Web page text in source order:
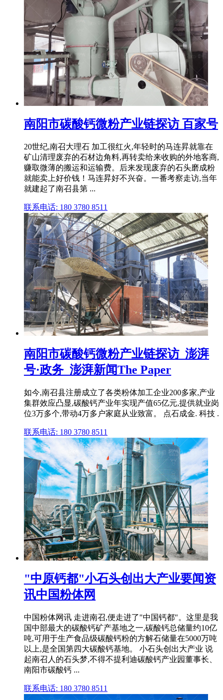
南阳市碳酸钙微粉产业链探访 百家号
20世纪,南召大理石 加工很红火,年轻时的马连昇就靠在
矿山清理废弃的石材边角料,再转卖给来收购的外地客商,
赚取微薄的搬运和运输费。后来发现废弃的石头磨成粉
就能卖上好价钱！马连昇好不兴奋。一番考察走访,当年
就建起了南召县第 ...
联系电话: 180 3780 8511
南阳市碳酸钙微粉产业链探访_澎湃
号·政务_澎湃新闻The Paper
如今,南召县注册成立了各类粉体加工企业200多家,产业
集群效应凸显,碳酸钙产业年实现产值65亿元,提供就业岗
位3万多个,带动4万多户家庭从业致富。 点石成金. 科技 .
联系电话: 180 3780 8511
"中原钙都"小石头创出大产业要闻资
讯中国粉体网
中国粉体网讯 走进南召,便走进了"中国钙都"。这里是我
国中部最大的碳酸钙矿产基地之一,碳酸钙总储量约10亿
吨,可用于生产食品级碳酸钙粉的方解石储量在5000万吨
以上,是全国第四大碳酸钙基地。 小石头创出大产业 说
起南召人的石头梦,不得不提利迪碳酸钙产业园董事长、
南阳市碳酸钙 ...
联系电话: 180 3780 8511